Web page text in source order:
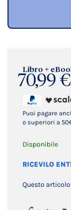
Libro +
70,99 €
Puoi pagare
o superiori a
Disponibile
RICEVILO
Questo